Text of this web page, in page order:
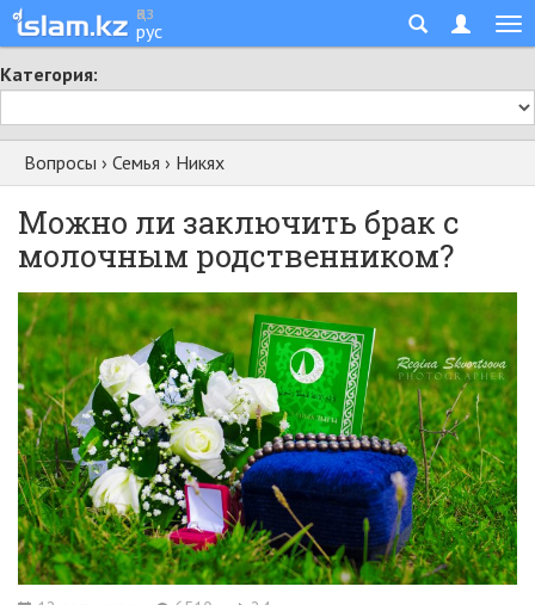
қаз
рус
Категория:
Вопросы › Семья › Никях
Можно ли заключить брак с
молочным родственником?